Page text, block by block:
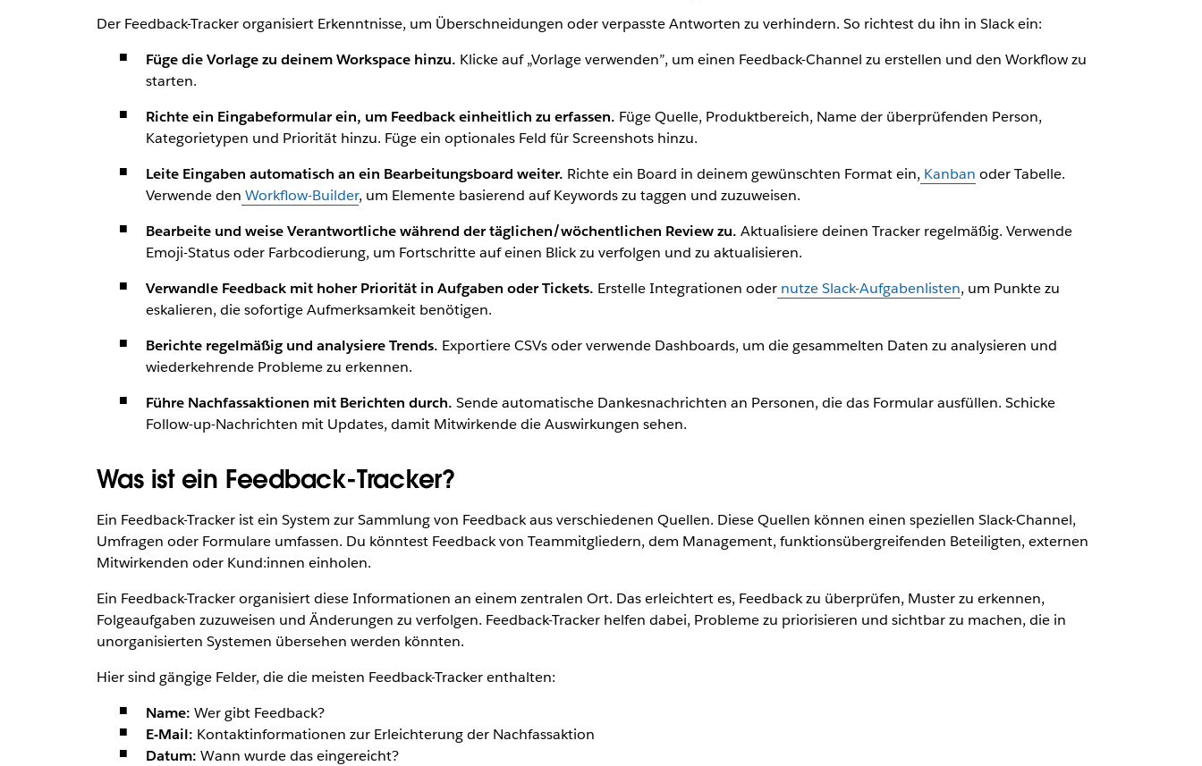
Der Feedback-Tracker organisiert Erkenntnisse, um Überschneidungen oder verpasste Antworten zu verhindern. So richtest du ihn in Slack ein:
Füge die Vorlage zu deinem Workspace hinzu. Klicke auf „Vorlage verwenden”, um einen Feedback-Channel zu erstellen und den Workflow zu
starten.
Richte ein Eingabeformular ein, um Feedback einheitlich zu erfassen. Füge Quelle, Produktbereich, Name der überprüfenden Person,
Kategorietypen und Priorität hinzu. Füge ein optionales Feld für Screenshots hinzu.
Leite Eingaben automatisch an ein Bearbeitungsboard weiter. Richte ein Board in deinem gewünschten Format ein, Kanban oder Tabelle.
Verwende den Workflow-Builder, um Elemente basierend auf Keywords zu taggen und zuzuweisen.
Bearbeite und weise Verantwortliche während der täglichen/wöchentlichen Review zu. Aktualisiere deinen Tracker regelmäßig. Verwende
Emoji-Status oder Farbcodierung, um Fortschritte auf einen Blick zu verfolgen und zu aktualisieren.
Verwandle Feedback mit hoher Priorität in Aufgaben oder Tickets. Erstelle Integrationen oder nutze Slack-Aufgabenlisten, um Punkte zu
eskalieren, die sofortige Aufmerksamkeit benötigen.
Berichte regelmäßig und analysiere Trends. Exportiere CSVs oder verwende Dashboards, um die gesammelten Daten zu analysieren und
wiederkehrende Probleme zu erkennen.
Führe Nachfassaktionen mit Berichten durch. Sende automatische Dankesnachrichten an Personen, die das Formular ausfüllen. Schicke
Follow-up-Nachrichten mit Updates, damit Mitwirkende die Auswirkungen sehen.
Was ist ein Feedback-Tracker?
Ein Feedback-Tracker ist ein System zur Sammlung von Feedback aus verschiedenen Quellen. Diese Quellen können einen speziellen Slack-Channel,
Umfragen oder Formulare umfassen. Du könntest Feedback von Teammitgliedern, dem Management, funktionsübergreifenden Beteiligten, externen
Mitwirkenden oder Kund:innen einholen.
Ein Feedback-Tracker organisiert diese Informationen an einem zentralen Ort. Das erleichtert es, Feedback zu überprüfen, Muster zu erkennen,
Folgeaufgaben zuzuweisen und Änderungen zu verfolgen. Feedback-Tracker helfen dabei, Probleme zu priorisieren und sichtbar zu machen, die in
unorganisierten Systemen übersehen werden könnten.
Hier sind gängige Felder, die die meisten Feedback-Tracker enthalten:
Name: Wer gibt Feedback?
E-Mail: Kontaktinformationen zur Erleichterung der Nachfassaktion
Datum: Wann wurde das eingereicht?